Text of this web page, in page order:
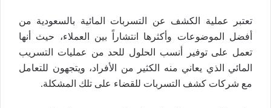
تعتبر عملية الكشف عن التسربات المائية بالسعودية من
أفضل الموضوعات وأكثرها انتشاراً بين العملاء، حيث أنها
تعمل على توفير أنسب الحلول للحد من عمليات التسريب
المائي الذي يعاني منه الكثير من الأفراد، ويتجهون للتعامل
مع شركات كشف التسربات للقضاء على تلك المشكلة.